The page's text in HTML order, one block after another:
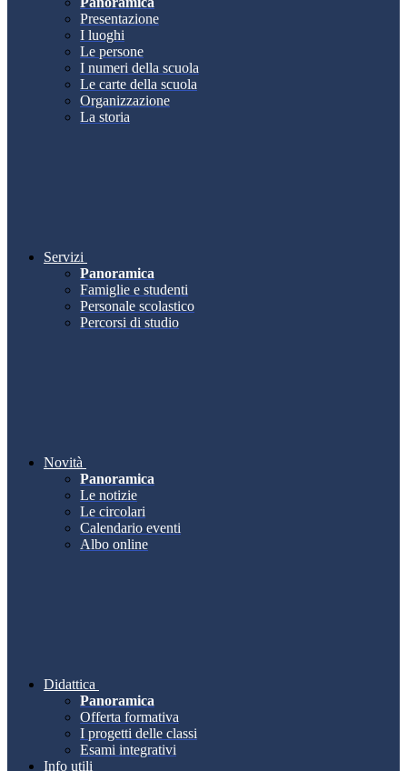
Presentazione
I luoghi
Le persone
I numeri della scuola
Le carte della scuola
Organizzazione
La storia
Servizi
Panoramica
Famiglie e studenti
Personale scolastico
Percorsi di studio
Novità
Panoramica
Le notizie
Le circolari
Calendario eventi
Albo online
Didattica
Panoramica
Offerta formativa
I progetti delle classi
Esami integrativi
Info utili